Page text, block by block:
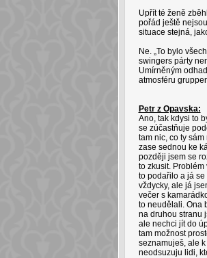
Upřít té ženě
pořád ještě
situace stejná,
Ne. „To bylo
swingers párty
Umírněným
atmosféru
Petr z Opavska:
Ano, tak kdysi to
se zúčastňuje
tam nic, co ty
zase sednou ke
později jsem se
to zkusit.
to podařilo a já
vždycky, ale já
večer s
to neudělali. Ona
na druhou stranu
ale nechci jít do
tam možnost
seznamuješ, ale
neodsuzuju lidi,